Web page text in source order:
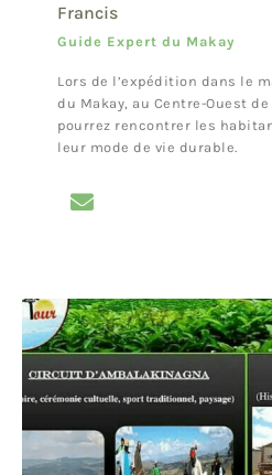
Francis
Guide Expert du Makay
Lors de l’expédition dans le
du Makay, au Centre-Ouest
pourrez rencontrer les
leur mode de vie durable.